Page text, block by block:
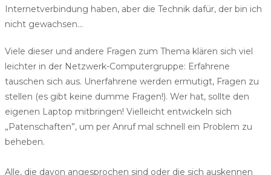
Internetverbindung haben, aber die Technik dafür, der bin ich
nicht gewachsen…
Viele dieser und andere Fragen zum Thema klären sich viel
leichter in der Netzwerk-Computergruppe: Erfahrene
tauschen sich aus. Unerfahrene werden ermutigt, Fragen zu
stellen (es gibt keine dumme Fragen!). Wer hat, sollte den
eigenen Laptop mitbringen! Vielleicht entwickeln sich
„Patenschaften”, um per Anruf mal schnell ein Problem zu
beheben.
Alle, die davon angesprochen sind oder die sich auskennen